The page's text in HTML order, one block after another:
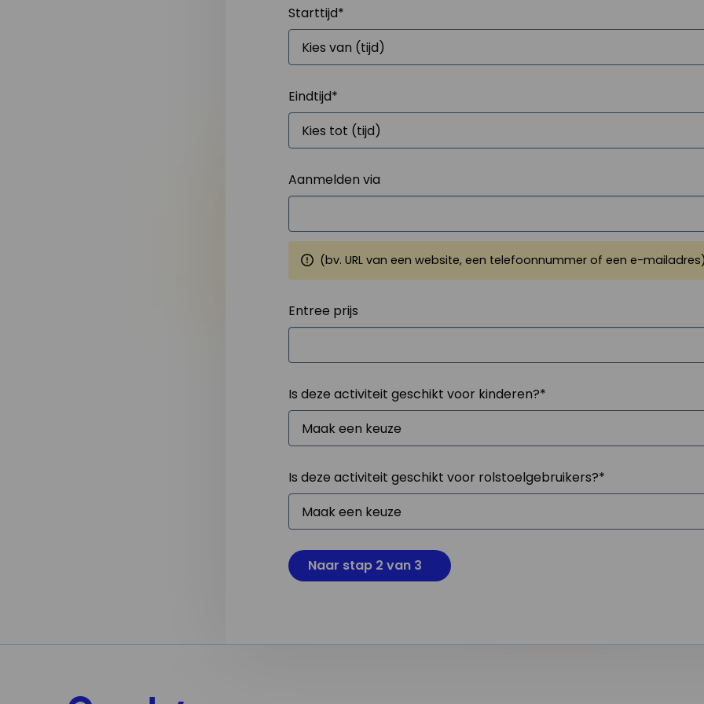
Starttijd*
Eindtijd*
Aanmelden via
(bv. URL van een website, een telefoonnummer of een e-
Entree prijs
Is deze activiteit geschikt voor kinderen?*
Is deze activiteit geschikt voor rolstoelgebruikers?*